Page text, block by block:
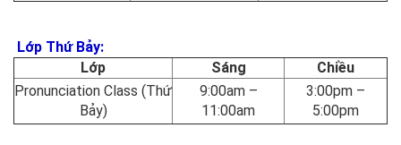
Lớp Thứ Bảy:
Lớp
Sáng
Chiều
Pronunciation Class (Thứ
Bảy)
9:00am –
11:00am
3:00pm –
5:00pm